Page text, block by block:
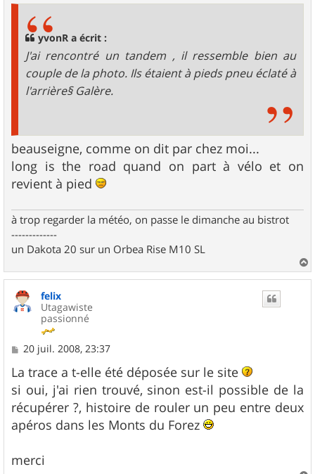
yvonR a écrit :
J'ai rencontré un tandem , il ressemble bien au
couple de la photo. Ils étaient à pieds pneu éclaté à
l'arrière§ Galère.
beauseigne, comme on dit par chez moi...
long is the road quand on part à vélo et on
revient à pied
à trop regarder la météo, on passe le dimanche au bistrot
-------------
un Dakota 20 sur un Orbea Rise M10 SL
a
felix
Utagawiste
passionné
M
s
s
a
g
e
20 juil. 2008, 23:37
La trace a t-elle été déposée sur le site
si oui, j'ai rien trouvé, sinon est-il possible de la
récupérer ?, histoire de rouler un peu entre deux
apéros dans les Monts du Forez
merci